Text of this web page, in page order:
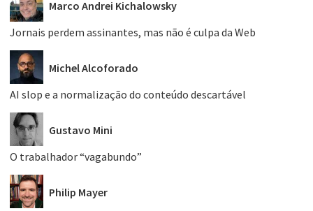
Marco Andrei Kichalowsky
Jornais perdem assinantes, mas não é culpa da Web
Michel Alcoforado
AI slop e a normalização do conteúdo descartável
Gustavo Mini
O trabalhador “vagabundo”
Philip Mayer